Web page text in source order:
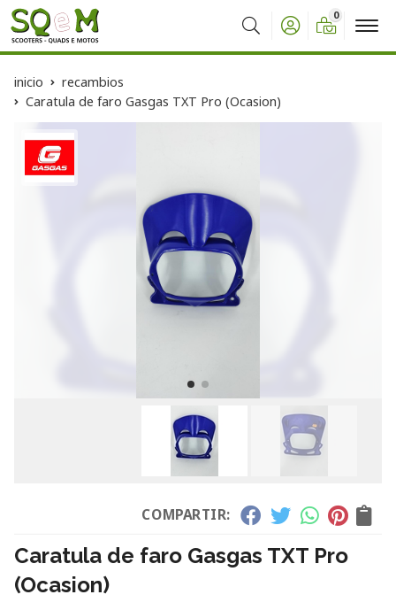
Buscar
0
inicio
recambios
Caratula de faro Gasgas TXT Pro (Ocasion)
COMPARTIR:
Caratula de faro Gasgas TXT Pro
(Ocasion)